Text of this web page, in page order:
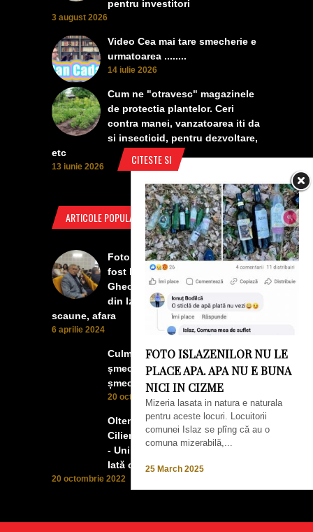
CITESTE SI
FOTO ISLAZENILOR NU LE
PLACE APA. APA NU E BUNA
NICI IN CIZME
Mizeria lasata in natura e naturala
pentru aceste locuri. Locuitorii
comunei Islaz se plîng că au o
comuna mizerabilă,...
25 March 2025
pentru investitori
3 august 2026
Video Cea mai tare smecherie e
urmatoarea ........
14 iulie 2026
Cum ne "otravesc" magazinele
de protectia plantelor. Ceri
contra manei, vanzatoarea iti da
si insecticid, pentru dezvoltare,
etc
13 iunie 2026
ARTICOLE POPULARE
Foto Izbiceni - Lumea buna a
fost la concertul lui Tudor
Gheorghe. Lumea prea buna
din Izbiceni a avut un ecran si
scaune, afara
6 aprilie 2024
Culmea smecheriei! O mașină
șmecheră l-a trădat pe cel mai
șmecher oltean
20 octombrie 2022
Oltenii, Dăbulenii, Izbicenii,
Cilienii s-au înfrățit cu Puchenii
- Unii cu munca, alții cu profitul.
Iată ce a ieșit!
20 octombrie 2022